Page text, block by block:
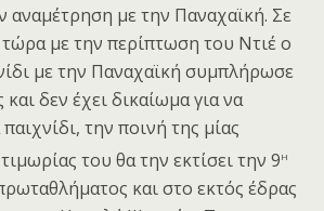
αναμέτρηση με την Παναχαϊκή. Σε
τώρα με την περίπτωση του Ντιέ ο
με την Παναχαϊκή συμπλήρωσε
και δεν έχει δικαίωμα για να
την ποινή της μίας
του θα την εκτίσει την 9η
και στο εκτός έδρας